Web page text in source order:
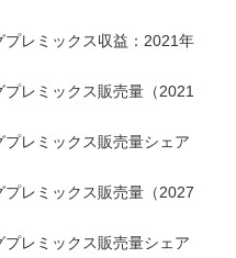
プレミックス収益：2021年
プレミックス販売量（2021
プレミックス販売量シェア
プレミックス販売量（2027
プレミックス販売量シェア